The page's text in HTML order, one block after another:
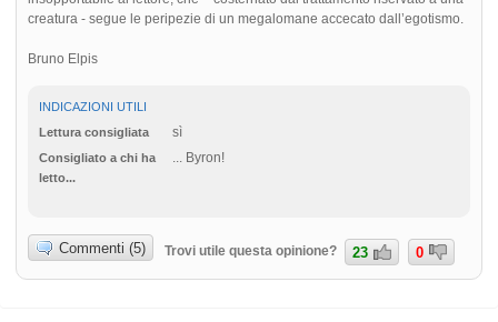
creatura - segue le peripezie di un megalomane accecato dall’egotismo.
Bruno Elpis
INDICAZIONI UTILI
Lettura consigliata
sì
Consigliato a chi ha
letto...
... Byron!
Commenti (5) Trovi utile questa opinione? 23 0